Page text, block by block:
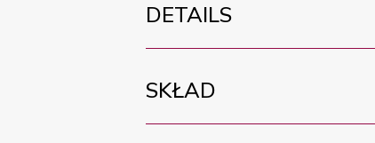
DETAILS
SKŁAD